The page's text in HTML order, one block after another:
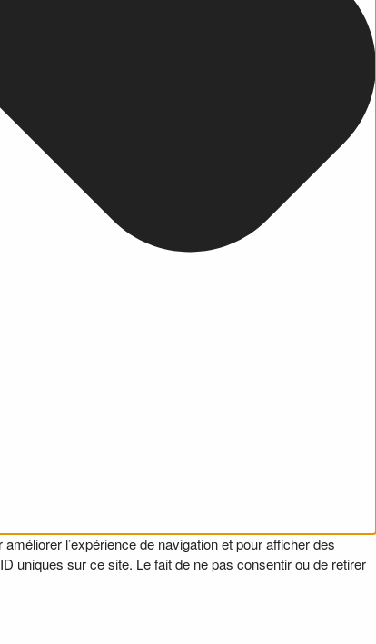
l’expérience de navigation et pour afficher des
uniques sur ce site. Le fait de ne pas consentir ou de retirer